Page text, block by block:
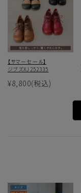
【サマーセール】
ジブズXJ252335
¥8,800(税込)